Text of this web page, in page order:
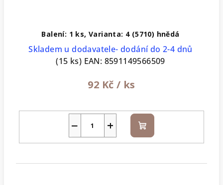
Balení: 1 ks, Varianta: 4 (5710) hnědá
Skladem u dodavatele- dodání do 2-4 dnů
(15 ks) EAN: 8591149566509
92 Kč / ks
+
− Do
košíku